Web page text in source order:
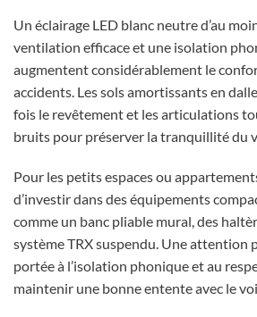
Un éclairage LED blanc neutre d’au
ventilation efficace et une isolation
augmentent considérablement le
accidents. Les sols amortissants en
fois le revêtement et les articulations
bruits pour préserver la tranquillité du
Pour les petits espaces ou
d’investir dans des équipements
comme un banc pliable mural, des
système TRX suspendu. Une attention
portée à l’isolation phonique et au
maintenir une bonne entente avec le